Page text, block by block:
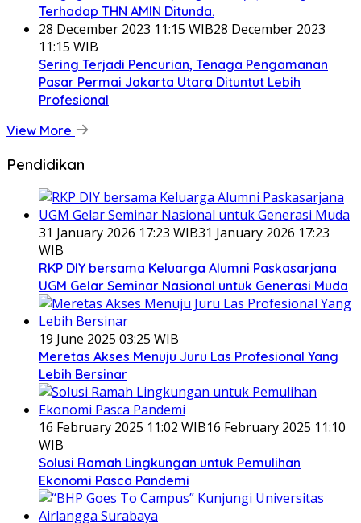
Terhadap THN AMIN Ditunda.
28 December 2023 11:15 WIB28 December 2023
11:15 WIB
Sering Terjadi Pencurian, Tenaga Pengamanan
Pasar Permai Jakarta Utara Dituntut Lebih
Profesional
View More
Pendidikan
31 January 2026 17:23 WIB31 January 2026 17:23
WIB
RKP DIY bersama Keluarga Alumni Paskasarjana
UGM Gelar Seminar Nasional untuk Generasi Muda
19 June 2025 03:25 WIB
Meretas Akses Menuju Juru Las Profesional Yang
Lebih Bersinar
16 February 2025 11:02 WIB16 February 2025 11:10
WIB
Solusi Ramah Lingkungan untuk Pemulihan
Ekonomi Pasca Pandemi